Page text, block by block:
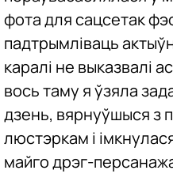
фота для сацсетак
падтрымліваць
каралі не выказвалі
вось таму я ўзяла
дзень, вярнуўшыся з
люстэркам і
майго дрэг-